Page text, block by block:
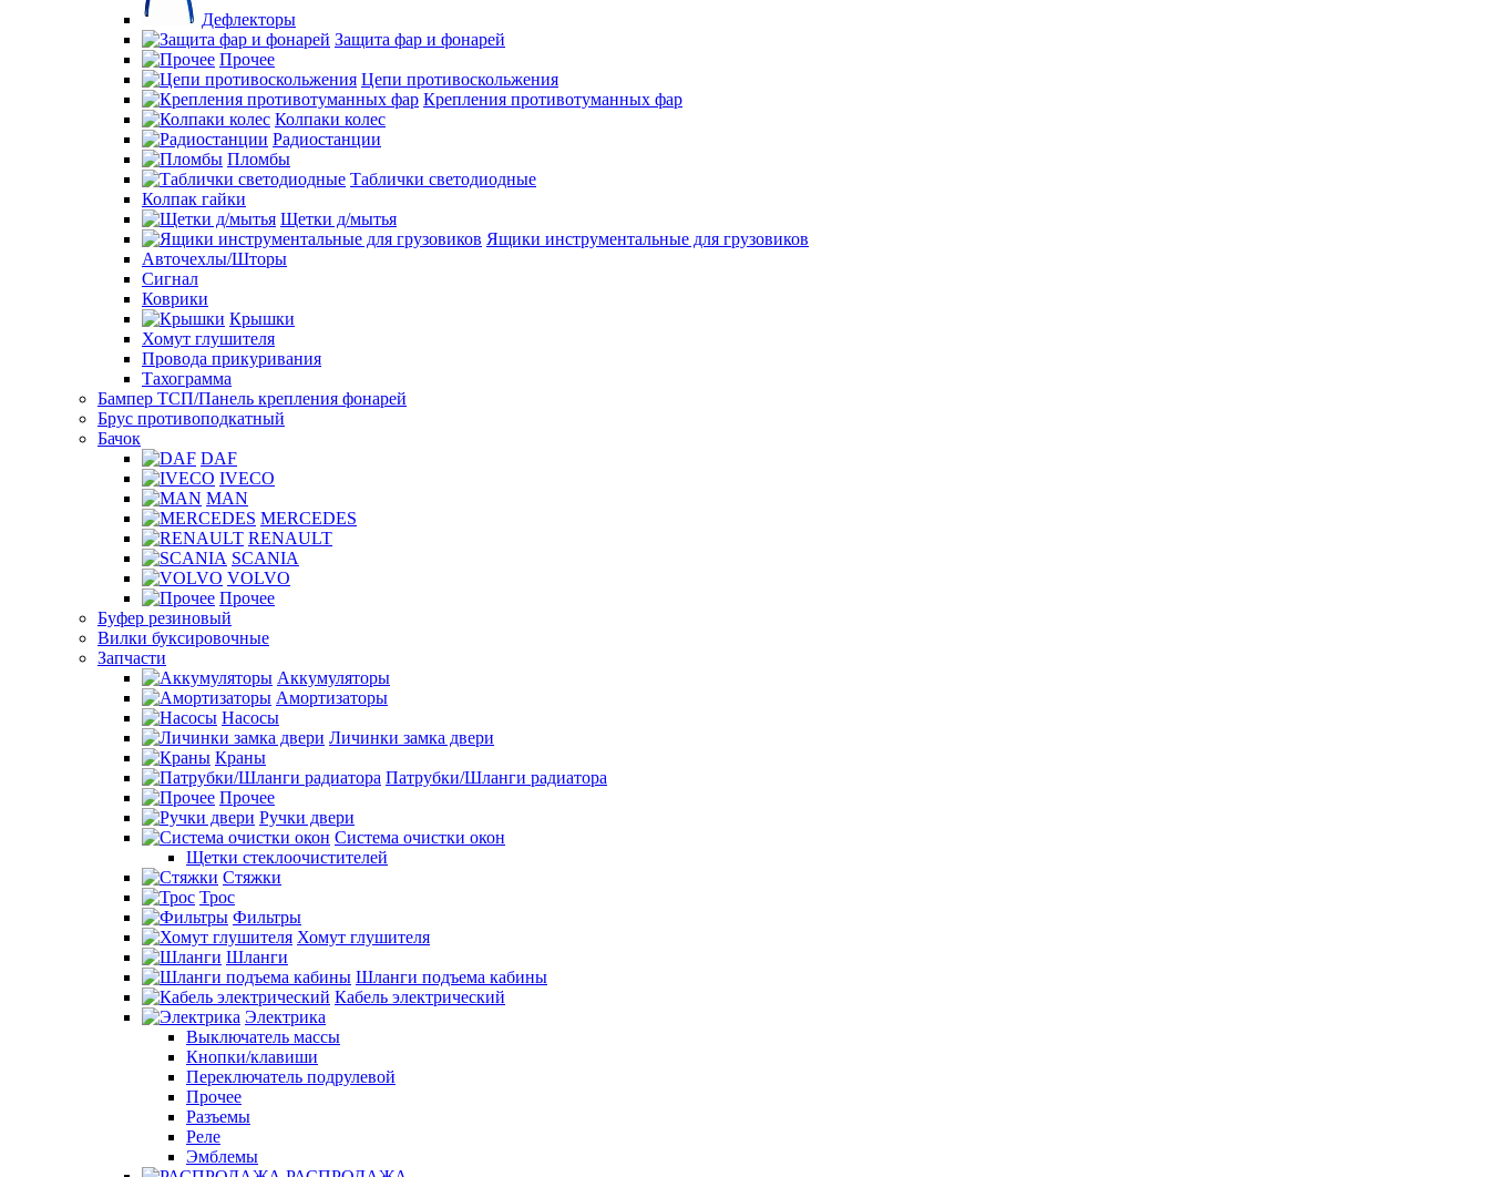
Дефлекторы
Защита фар и фонарей
Прочее
Цепи противоскольжения
Крепления противотуманных фар
Колпаки колес
Радиостанции
Пломбы
Таблички светодиодные
Колпак гайки
Щетки д/мытья
Ящики инструментальные для грузовиков
Авточехлы/Шторы
Сигнал
Коврики
Крышки
Хомут глушителя
Провода прикуривания
Тахограмма
Бампер ТСП/Панель крепления фонарей
Брус противоподкатный
Бачок
DAF
IVECO
MAN
MERCEDES
RENAULT
SCANIA
VOLVO
Прочее
Буфер резиновый
Вилки буксировочные
Запчасти
Аккумуляторы
Амортизаторы
Насосы
Личинки замка двери
Краны
Патрубки/Шланги радиатора
Прочее
Ручки двери
Система очистки окон
Щетки стеклоочистителей
Стяжки
Трос
Фильтры
Хомут глушителя
Шланги
Шланги подъема кабины
Кабель электрический
Электрика
Выключатель массы
Кнопки/клавиши
Переключатель подрулевой
Прочее
Разъемы
Реле
Эмблемы